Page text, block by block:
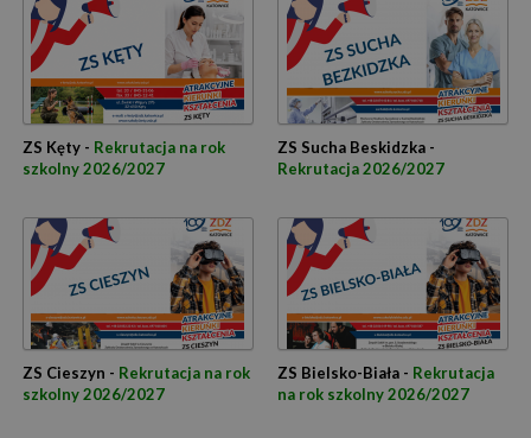
ZS Kęty - Rekrutacja na rok
szkolny 2026/2027
ZS Sucha Beskidzka -
Rekrutacja 2026/2027
ZS Cieszyn - Rekrutacja na rok
szkolny 2026/2027
ZS Bielsko-Biała - Rekrutacja
na rok szkolny 2026/2027